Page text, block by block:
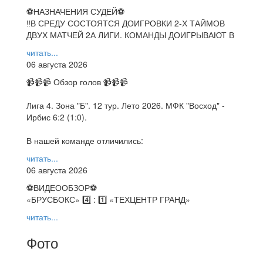
⚽НАЗНАЧЕНИЯ СУДЕЙ⚽
‼В СРЕДУ СОСТОЯТСЯ ДОИГРОВКИ 2-Х ТАЙМОВ
ДВУХ МАТЧЕЙ 2А ЛИГИ. КОМАНДЫ ДОИГРЫВАЮТ В
читать...
06 августа 2026
📹📹📹 Обзор голов 📹📹📹
Лига 4. Зона "Б". 12 тур. Лето 2026. МФК "Восход" -
Ирбис 6:2 (1:0).
В нашей команде отличились:
читать...
06 августа 2026
⚽️ВИДЕООБЗОР⚽️
«БРУСБОКС» 4️⃣ : 1️⃣ «ТЕХЦЕНТР ГРАНД»
читать...
Фото